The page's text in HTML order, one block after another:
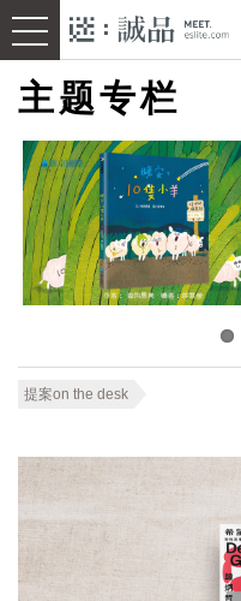
主题专栏
提案on the desk